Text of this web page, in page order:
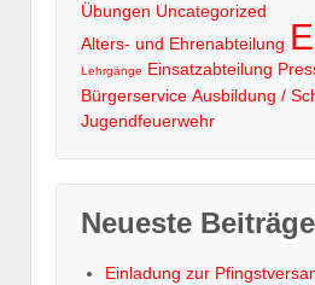
Übungen Uncategorized
Alters- und Ehrenabteilung
Lehrgänge Einsatzabteilung
Bürgerservice Ausbildung /
Jugendfeuerwehr
Neueste Beiträge
Einladung zur